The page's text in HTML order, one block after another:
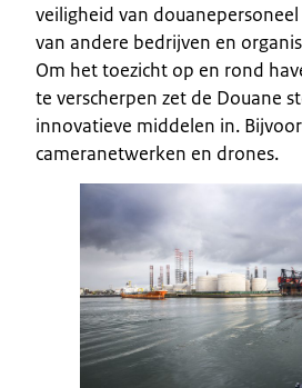
veiligheid van
van andere bedrijven en
Om het toezicht op en rond
te verscherpen zet de Douane
innovatieve middelen in.
cameranetwerken en drones.